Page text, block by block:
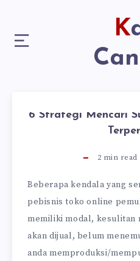
Kak
6 Strategi Mencari
2 min read
Beberapa kendala yang
pebisnis toko online
memiliki modal, kesulitan
akan dijual, belum
anda memproduksi/